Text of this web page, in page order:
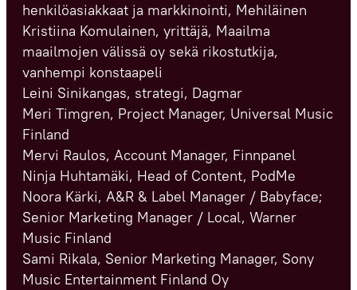
henkilöasiakkaat ja markkinointi, Mehiläinen
Kristiina Komulainen, yrittäjä, Maailma
maailmojen välissä oy sekä rikostutkija,
vanhempi konstaapeli
Leini Sinikangas, strategi, Dagmar
Meri Timgren, Project Manager, Universal Music
Finland
Mervi Raulos, Account Manager, Finnpanel
Ninja Huhtamäki, Head of Content, PodMe
Noora Kärki, A&R & Label Manager / Babyface;
Senior Marketing Manager / Local, Warner
Music Finland
Sami Rikala, Senior Marketing Manager, Sony
Music Entertainment Finland Oy